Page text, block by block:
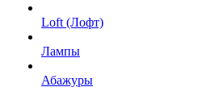
Loft (Лофт)
Лампы
Абажуры